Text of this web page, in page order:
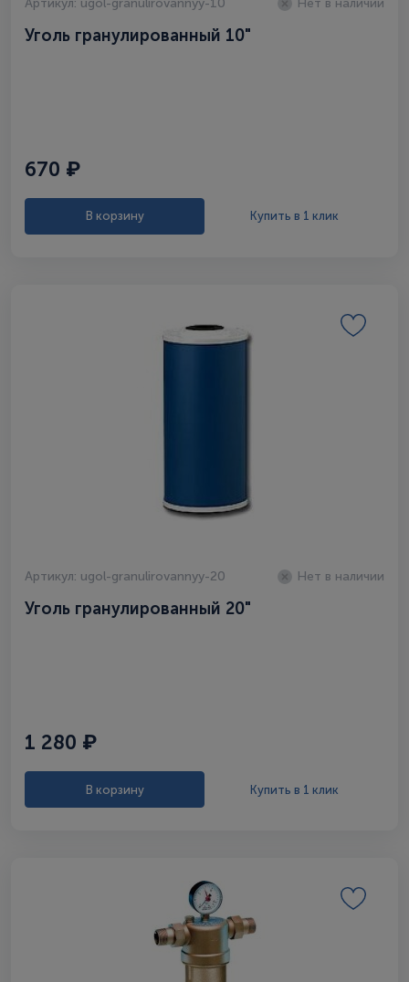
Артикул: ugol-granulirovannyy-10 Нет в наличии
Уголь гранулированный 10"
670 ₽
В корзину Купить в 1 клик
Артикул: ugol-granulirovannyy-20 Нет в наличии
Уголь гранулированный 20"
1 280 ₽
В корзину Купить в 1 клик